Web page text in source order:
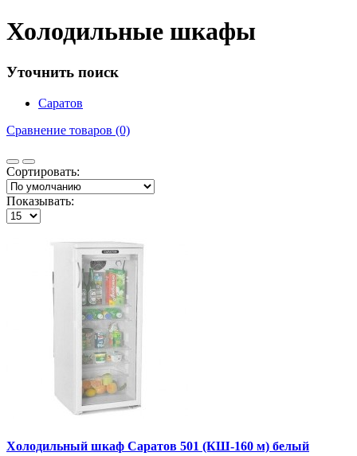
Холодильные шкафы
Уточнить поиск
Саратов
Сравнение товаров (0)
Сортировать:
Показывать:
Холодильный шкаф Саратов 501 (КШ-160 м) белый